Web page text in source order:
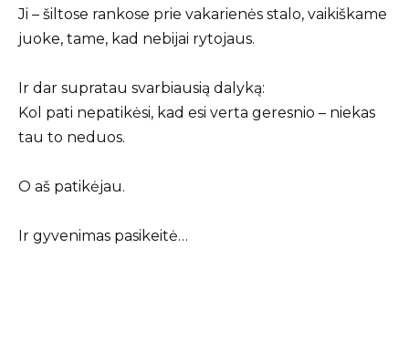
Ji – šiltose rankose prie vakarienės stalo, vaikiškame
juoke, tame, kad nebijai rytojaus.
Ir dar supratau svarbiausią dalyką:
Kol pati nepatikėsi, kad esi verta geresnio – niekas
tau to neduos.
O aš patikėjau.
Ir gyvenimas pasikeitė…